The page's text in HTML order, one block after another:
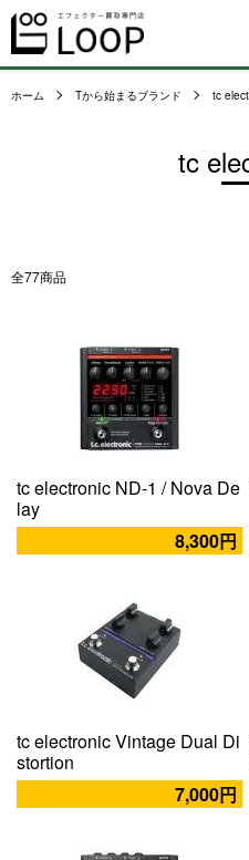
ホーム Tから始まるブランド tc
tc
全77商品
tc electronic ND-1 / Nova De
lay
8,300円
tc electronic Vintage Dual Di
stortion
7,000円